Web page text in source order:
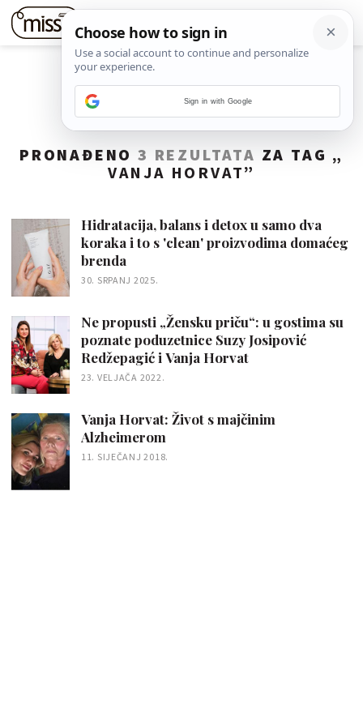
PRONAĐENO 3 REZULTATA ZA TAG „
VANJA HORVAT”
Hidratacija, balans i detox u samo dva
koraka i to s 'clean' proizvodima domaćeg
brenda
30. SRPANJ 2025.
Ne propusti „Žensku priču“: u gostima su
poznate poduzetnice Suzy Josipović
Redžepagić i Vanja Horvat
23. VELJAČA 2022.
Vanja Horvat: Život s majčinim
Alzheimerom
11. SIJEČANJ 2018.
Sign in with Google